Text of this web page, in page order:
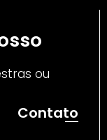
ou
Contato